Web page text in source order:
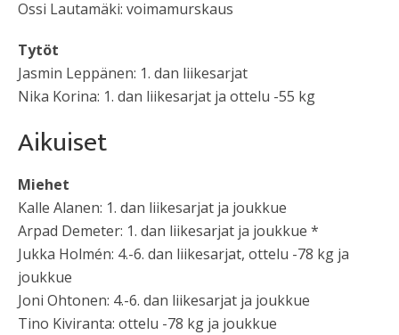
Ossi Lautamäki: voimamurskaus
Tytöt
Jasmin Leppänen: 1. dan liikesarjat
Nika Korina: 1. dan liikesarjat ja ottelu -55 kg
Aikuiset
Miehet
Kalle Alanen: 1. dan liikesarjat ja joukkue
Arpad Demeter: 1. dan liikesarjat ja joukkue *
Jukka Holmén: 4.-6. dan liikesarjat, ottelu -78 kg ja
joukkue
Joni Ohtonen: 4.-6. dan liikesarjat ja joukkue
Tino Kiviranta: ottelu -78 kg ja joukkue